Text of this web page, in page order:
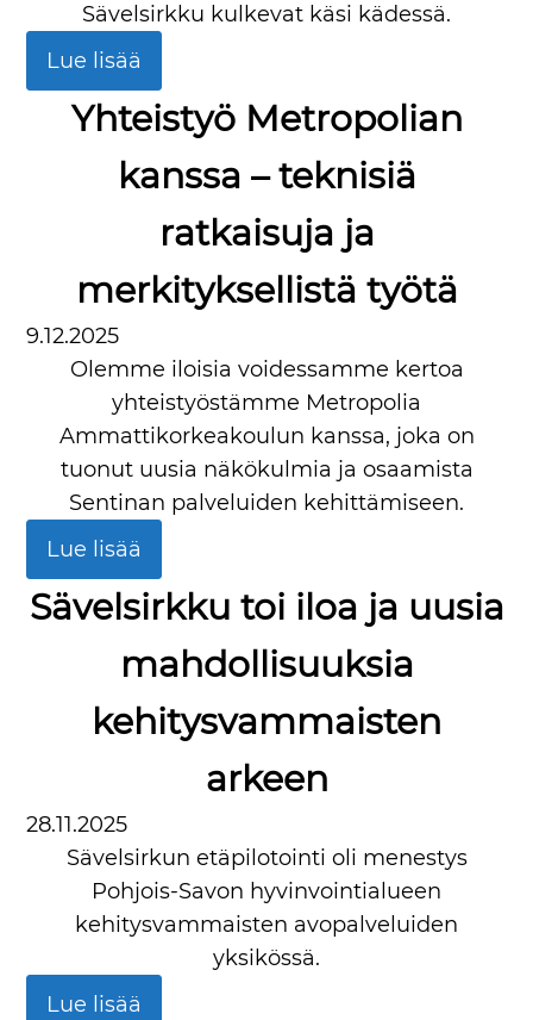
Sävelsirkku kulkevat käsi kädessä.
Lue lisää
Yhteistyö Metropolian
kanssa – teknisiä
ratkaisuja ja
merkityksellistä työtä
9.12.2025
Olemme iloisia voidessamme kertoa
yhteistyöstämme Metropolia
Ammattikorkeakoulun kanssa, joka on
tuonut uusia näkökulmia ja osaamista
Sentinan palveluiden kehittämiseen.
Lue lisää
Sävelsirkku toi iloa ja uusia
mahdollisuuksia
kehitysvammaisten
arkeen
28.11.2025
Sävelsirkun etäpilotointi oli menestys
Pohjois-Savon hyvinvointialueen
kehitysvammaisten avopalveluiden
yksikössä.
Lue lisää